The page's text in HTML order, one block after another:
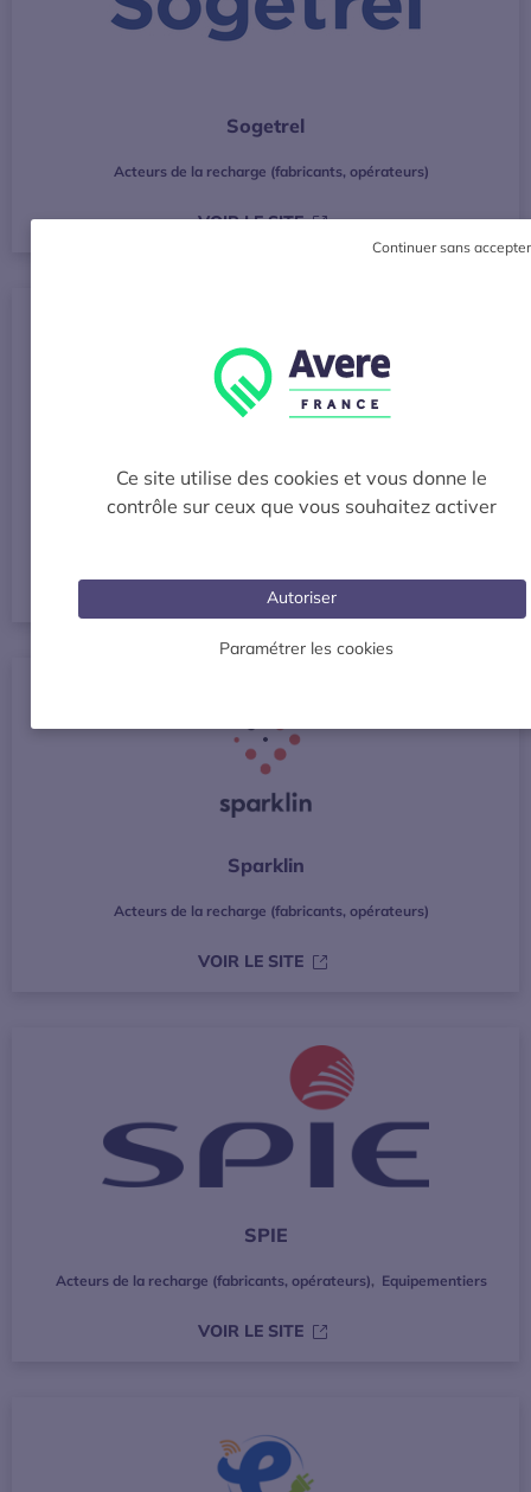
Ce site utilise des cookies et vous donne le
contrôle sur ceux que vous souhaitez activer
Autoriser
Continuer sans accepter
Paramétrer les cookies
Sogetrel
Acteurs de la recharge (fabricants, opérateurs)
VOIR LE SITES’OUVRE DANS UNE
VOIR LE SITES’OUVRE DANS UNE
Sparklin
Acteurs de la recharge (fabricants, opérateurs)
VOIR LE SITES’OUVRE DANS UNE
SPIE
Acteurs de la recharge (fabricants, opérateurs), Equipementiers
VOIR LE SITES’OUVRE DANS UNE